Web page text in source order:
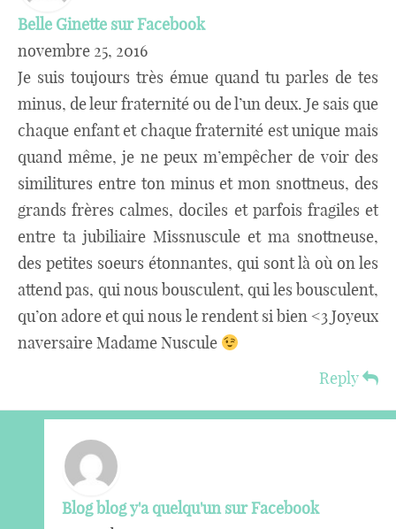
Belle Ginette sur Facebook
novembre 25, 2016
Je suis toujours très émue quand tu parles de tes
minus, de leur fraternité ou de l’un deux. Je sais que
chaque enfant et chaque fraternité est unique mais
quand même, je ne peux m’empêcher de voir des
similitures entre ton minus et mon snottneus, des
grands frères calmes, dociles et parfois fragiles et
entre ta jubiliaire Missnuscule et ma snottneuse,
des petites soeurs étonnantes, qui sont là où on les
attend pas, qui nous bousculent, qui les bousculent,
qu’on adore et qui nous le rendent si bien <3 Joyeux
naversaire Madame Nuscule
Reply
Blog blog y'a quelqu'un sur Facebook